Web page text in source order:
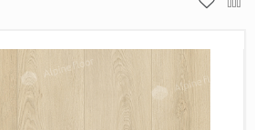
32 класс
33 класс